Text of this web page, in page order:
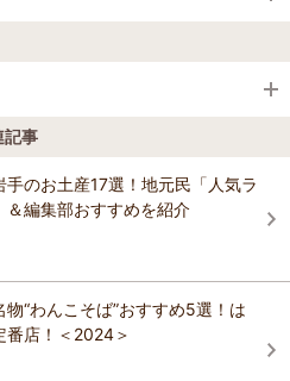
baison
知られる小岩井乳製品のふるさ
の開設。総面積約3,000ヘクター
頭の牛たちが暮らす日本最大級
ば園は、安全・安心・素性明らか
だんに使用したグルメメニューが
しか買えないオリジナル商品が豊
きば園の外に飛び出して、一般非
内するガイド付きツアー、農場な
ログラムが大人気です！
記事
手のお土産17選！地元民「人気ラ
＆編集部おすすめを紹介
物“わんこそば”おすすめ5選！は
番店！＜2024＞